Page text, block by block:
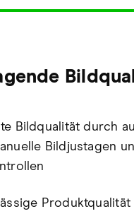
Bildqualität durch
Bildjustagen